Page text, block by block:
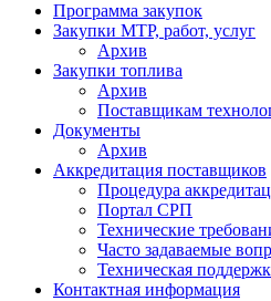
Программа закупок
Закупки МТР, работ, услуг
Архив
Закупки топлива
Архив
Поставщикам
Документы
Архив
Аккредитация поставщиков
Процедура
Портал СРП
Технические
Часто задаваемые
Техническая
Контактная информация